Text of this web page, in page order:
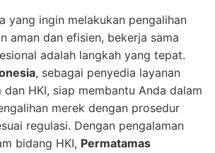
yang ingin melakukan pengalihan
aman dan efisien, bekerja sama
adalah langkah yang tepat.
, sebagai penyedia layanan
HKI, siap membantu Anda dalam
merek dengan prosedur
regulasi. Dengan pengalaman
bidang HKI, Permatamas